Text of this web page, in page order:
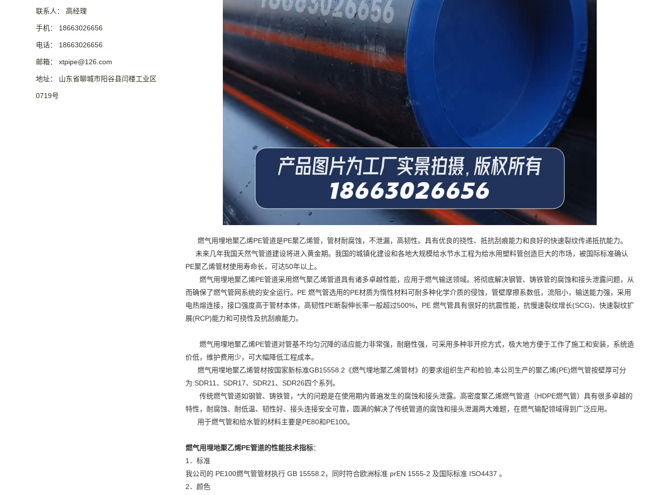
联系人： 高经理
手机： 18663026656
电话： 18663026656
邮箱： xtpipe@126.com
地址： 山东省聊城市阳谷县闫楼工业区
0719号
燃气用埋地聚乙烯PE管道是PE聚乙烯管，管材耐腐蚀，不泄漏，高韧性。具有优良的挠性、抵抗刮痕能力和良好的快速裂纹传递抵抗能力。
未来几年我国天然气管道建设将进入黄金期。我国的城镇化建设和各地大规模给水节水工程为给水用塑料管创造巨大的市场，被国际标准确认
PE聚乙烯管材使用寿命长，可达50年以上。
燃气用埋地聚乙烯PE管道采用燃气聚乙烯管道具有诸多卓越性能，应用于燃气输送领域。将彻底解决钢管、铸铁管的腐蚀和接头泄露问题，从
而确保了燃气管网系统的安全运行。PE 燃气管选用的PE材质为惰性材料可耐多种化学介质的侵蚀，管壁摩擦系数低，流阻小，输送能力强，采用
电热熔连接，接口强度高于管材本体，高韧性PE断裂伸长率一般超过500%，PE 燃气管具有很好的抗震性能，抗慢速裂纹增长(SCG)、快速裂纹扩
展(RCP)能力和可挠性及抗刮痕能力。
燃气用埋地聚乙烯PE管道对管基不均匀沉降的适应能力非常强，耐磨性强，可采用多种非开挖方式，极大地方便于工作了施工和安装，系统造
价低，维护费用少，可大幅降低工程成本。
燃气用埋地聚乙烯管材按国家新标准GB15558.2《燃气埋地聚乙烯管材》的要求组织生产和检验,本公司生产的聚乙烯(PE)燃气管按壁厚可分
为:SDR11、SDR17、SDR21、SDR26四个系列。
传统燃气管道如钢管、铸铁管，*大的问题是在使用期内普遍发生的腐蚀和接头泄露。高密度聚乙烯燃气管道（HDPE燃气管）具有很多卓越的
特性，耐腐蚀、耐低温、韧性好、接头连接安全可靠，圆满的解决了传统管道的腐蚀和接头泄漏两大难题，在燃气输配领域得到广泛应用。
用于燃气管和给水管的材料主要是PE80和PE100。
燃气用埋地聚乙烯PE管道的性能技术指标：
1．标准
我公司的 PE100燃气管管材执行 GB 15558.2，同时符合欧洲标准 prEN 1555-2 及国际标准 ISO4437 。
2．颜色